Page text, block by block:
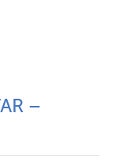
–